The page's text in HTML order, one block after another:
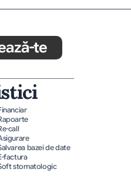
te
call
bazei de date
factura
stomatologic